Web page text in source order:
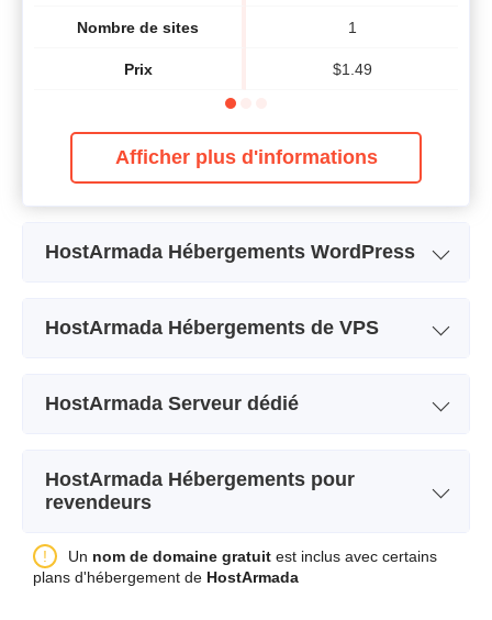
Nombre de sites
Prix
1
$1.49
Afficher plus d'informations
HostArmada Hébergements WordPress
Sauvegarde
Prix
HostArmada Hébergements de VPS
CPU
Prix
HostArmada Serveur dédié
Stockage
CPU
160 GB SSD
HostArmada Hébergements pour
revendeurs
Nom de l'abonnement Sitedust
Un nom de domaine gratuit est inclus avec certains
plans d'hébergement de HostArmada